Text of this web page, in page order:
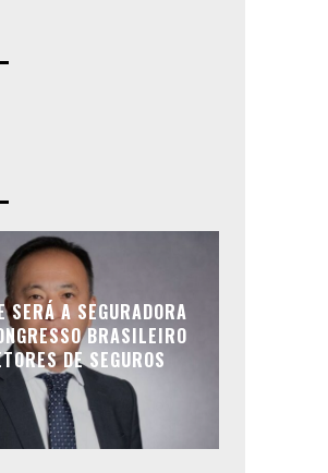
SERÁ A SEGURADORA
BRASILEIRO
DE SEGUROS